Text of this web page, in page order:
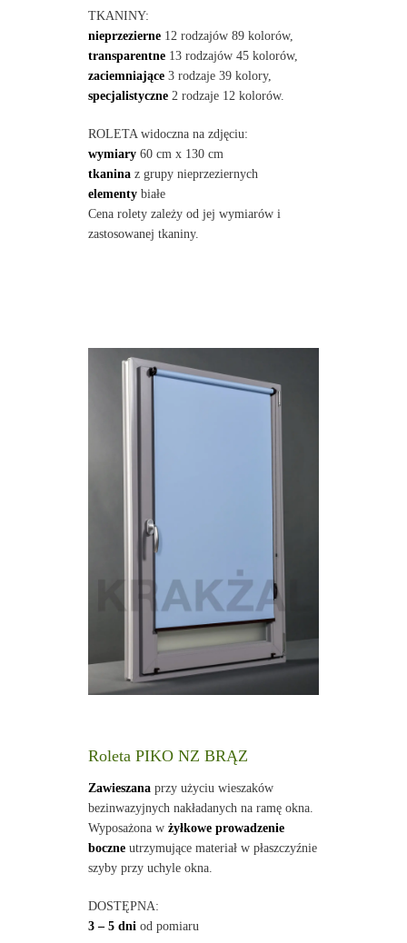
TKANINY:
nieprzezierne12 rodzajów 89 kolorów,
transparentne13 rodzajów 45 kolorów,
zaciemniające3 rodzaje 39 kolory,
specjalistyczne2 rodzaje 12 kolorów.
ROLETA widoczna na zdjęciu:
wymiary60 cm x 130 cm
tkaninaz grupy nieprzeziernych
elementybiałe
Cena rolety zależy od jej wymiarów i
zastosowanej tkaniny.
Roleta PIKO NZ BRĄZ
Zawieszanaprzy użyciu wieszaków
bezinwazyjnych nakładanych na ramę okna.
Wyposażona w żyłkowe prowadzenie
boczneutrzymujące materiał w płaszczyźnie
szyby przy uchyle okna.
DOSTĘPNA:
3 – 5 dni od pomiaru